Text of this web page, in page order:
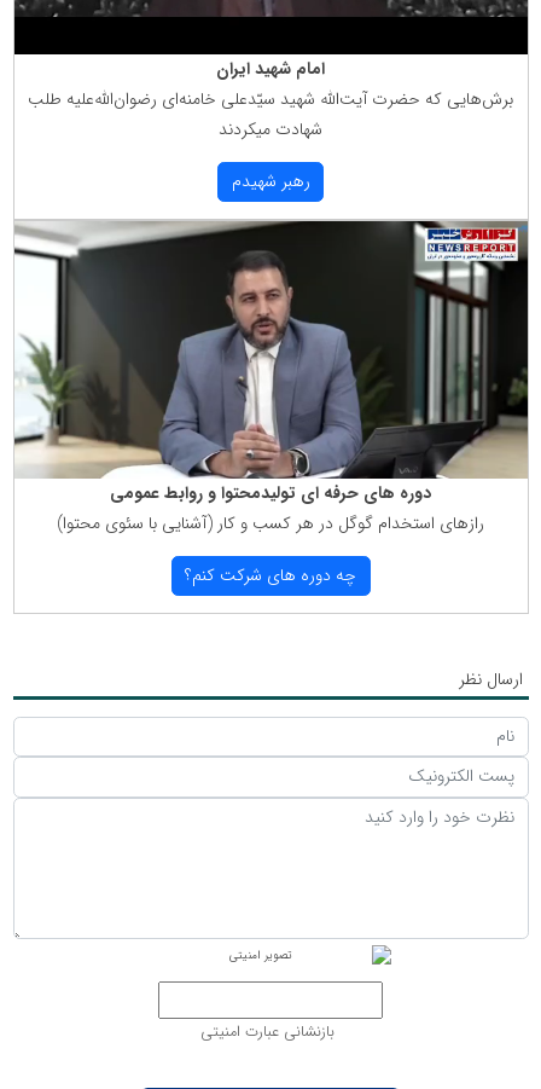
امام شهید ایران
برش‌هایی كه حضرت آیت‌الله شهید سیّدعلی خامنه‌ای رضوان‌الله‌علیه طلب
شهادت میكردند
رهبر شهیدم
دوره های حرفه ای تولیدمحتوا و روابط عمومی
رازهای استخدام گوگل در هر كسب و كار (آشنایی با سئوی محتوا)
چه دوره های شركت كنم؟
ارسال نظر
بازنشانی عبارت امنیتی